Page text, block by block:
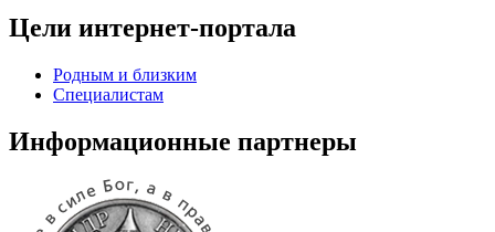
Цели интернет-портала
Родным и близким
Специалистам
Информационные партнеры